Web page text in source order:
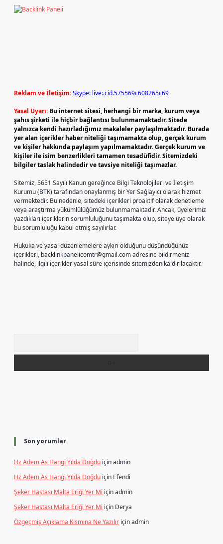
Reklam ve İletişim:Skype: live:.cid.575569c608265c69
Yasal Uyarı: Bu internet sitesi, herhangi bir marka, kurum veya
şahıs şirketi ile hiçbir bağlantısı bulunmamaktadır. Sitede
yalnızca kendi hazırladığımız makaleler paylaşılmaktadır. Burada
yer alan içerikler haber niteliği taşımamakta olup, gerçek kurum
ve kişiler hakkında paylaşım yapılmamaktadır. Gerçek kurum ve
kişiler ile isim benzerlikleri tamamen tesadüfidir. Sitemizdeki
bilgiler taslak halindedir ve tavsiye niteliği taşımazlar.
Sitemiz, 5651 Sayılı Kanun gereğince Bilgi Teknolojileri ve İletişim
Kurumu (BTK) tarafından onaylanmış bir Yer Sağlayıcı olarak hizmet
vermektedir. Bu nedenle, sitedeki içerikleri proaktif olarak denetleme
veya araştırma yükümlülüğümüz bulunmamaktadır. Ancak, üyelerimiz
yazdıkları içeriklerin sorumluluğunu taşımakta olup, siteye üye olarak
bu sorumluluğu kabul etmiş sayılırlar.
Hukuka ve yasal düzenlemelere aykırı olduğunu düşündüğünüz
içerikleri, backlinkpanelicomtr@gmail.comadresine bildirmeniz
halinde, ilgili içerikler yasal süre içerisinde sitemizden kaldırılacaktır.
Son yorumlar
Hz Adem As Hangi Yılda Doğdu içinadmin
Hz Adem As Hangi Yılda Doğdu için Efendi
Şeker Hastası Malta Eriği Yer Mi içinadmin
Şeker Hastası Malta Eriği Yer Mi için Derya
Özgeçmiş Açıklama Kısmına Ne Yazılır içinadmin